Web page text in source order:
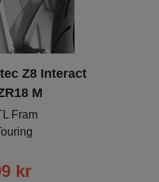
Z8 Interact
M
Fram
kr